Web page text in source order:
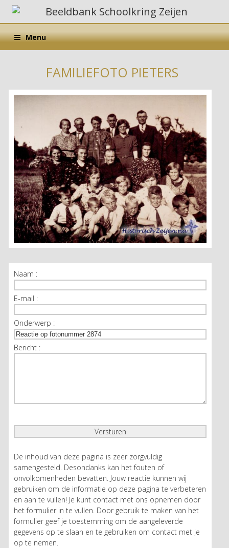
Menu
FAMILIEFOTO PIETERS
Naam :
E-mail :
Onderwerp :
Bericht :
De inhoud van deze pagina is zeer zorgvuldig
samengesteld. Desondanks kan het fouten of
onvolkomenheden bevatten. Jouw reactie kunnen wij
gebruiken om de informatie op deze pagina te verbeteren
en aan te vullen! Je kunt contact met ons opnemen door
het formulier in te vullen. Door gebruik te maken van het
formulier geef je toestemming om de aangeleverde
gegevens op te slaan en te gebruiken om contact met je
op te nemen.